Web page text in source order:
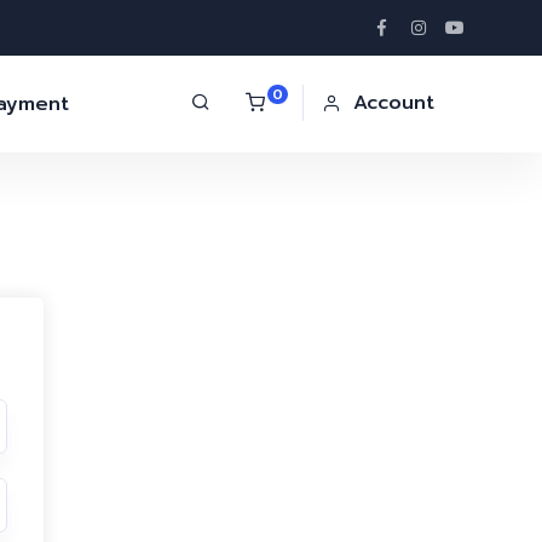
0 Account